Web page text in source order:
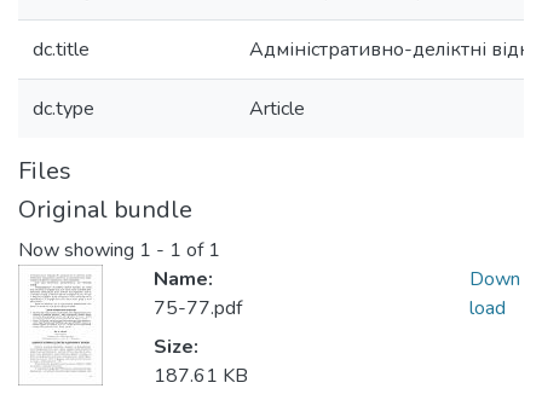
dc.title Адміністративно-деліктні
dc.type Article
Files
Original bundle
Now showing 1 - 1 of 1
Name:
75-77.pdf
Size:
187.61 KB
Down
load